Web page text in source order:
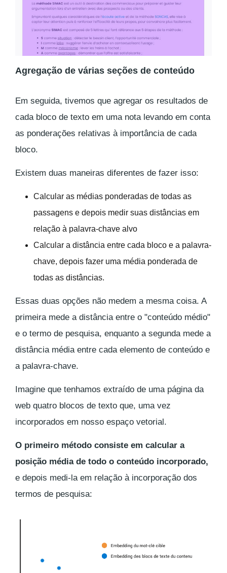
Agregação de várias seções de conteúdo
Em seguida, tivemos que agregar os resultados de
cada bloco de texto em uma nota levando em conta
as ponderações relativas à importância de cada
bloco.
Existem duas maneiras diferentes de fazer isso:
Calcular as médias ponderadas de todas as
passagens e depois medir suas distâncias em
relação à palavra-chave alvo
Calcular a distância entre cada bloco e a palavra-
chave, depois fazer uma média ponderada de
todas as distâncias.
Essas duas opções não medem a mesma coisa. A
primeira mede a distância entre o "conteúdo médio"
e o termo de pesquisa, enquanto a segunda mede a
distância média entre cada elemento de conteúdo e
a palavra-chave.
Imagine que tenhamos extraído de uma página da
web quatro blocos de texto que, uma vez
incorporados em nosso espaço vetorial.
O primeiro método consiste em calcular a
posição média de todo o conteúdo incorporado,
e depois medi-la em relação à incorporação dos
termos de pesquisa: